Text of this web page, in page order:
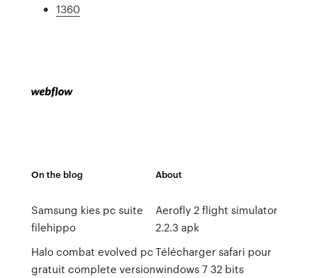
1360
On the blog
Samsung kies pc suite
filehippo
Halo combat evolved pc
gratuit complete version
About
Aerofly 2 flight simulator
2.2.3 apk
Télécharger safari pour
windows 7 32 bits